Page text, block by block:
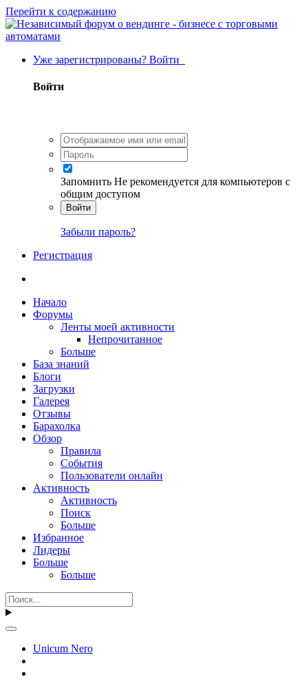
Перейти к содержанию
Уже зарегистрированы? Войти
Войти
Запомнить Не рекомендуется для компьютеров с
общим доступом
Войти
Забыли пароль?
Регистрация
Начало
Форумы
Ленты моей активности
Непрочитанное
Больше
База знаний
Блоги
Загрузки
Галерея
Отзывы
Барахолка
Обзор
Правила
События
Пользователи онлайн
Активность
Активность
Поиск
Больше
Избранное
Лидеры
Больше
Больше
Unicum Nero